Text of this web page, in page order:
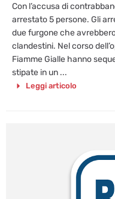
Con l’accusa di
arrestato 5 persone. Gli
due furgone che
clandestini. Nel corso
Fiamme Gialle hanno
stipate in un ...
Leggi articolo